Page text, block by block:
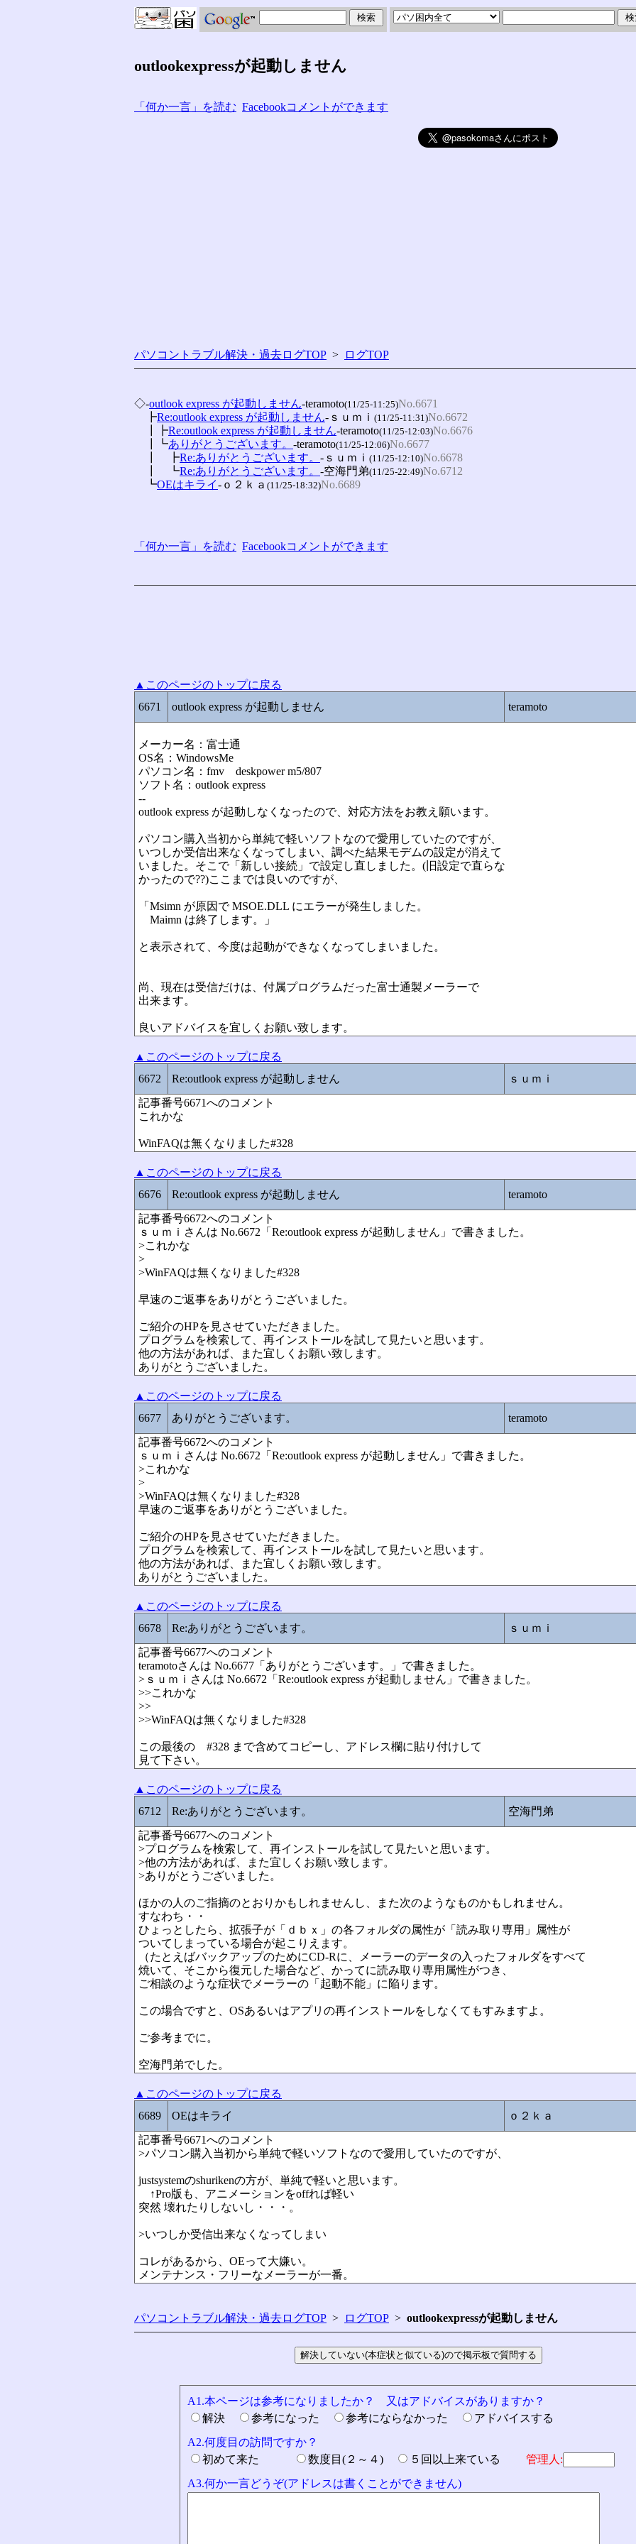
outlookexpressが起動しません
「何か一言」を読む Facebookコメントができます
パソコントラブル解決・過去ログTOP > ログTOP
◇-outlook express が起動しません-teramoto(11/25-11:25)No.6671
┣Re:outlook express が起動しません-ｓｕｍｉ (11/25-11:31)No.6672
┃┣Re:outlook express が起動しません-teramoto(11/25-12:03)No.6676
┃┗ありがとうございます。 -teramoto(11/25-12:06)No.6677
┃　┣Re:ありがとうございます。 -ｓｕｍｉ (11/25-12:10)No.6678
┃　┗Re:ありがとうございます。 -空海門弟(11/25-22:49)No.6712
┗OEはキライ-ｏ２ｋａ (11/25-18:32)No.6689
「何か一言」を読む Facebookコメントができます
▲このページのトップに戻る
6671
outlook express が起動しません teramoto
メーカー名：富士通
OS名：WindowsMe
パソコン名：fmv deskpower m5/807
ソフト名：outlook express
--
outlook express が起動しなくなったので、対応方法をお教え願います。
パソコン購入当初から単純で軽いソフトなので愛用していたのですが、
いつしか受信出来なくなってしまい、調べた結果モデムの設定が消えて
いました。そこで「新しい接続」で設定し直しました。(旧設定で直らな
かったので??)ここまでは良いのですが、
「Msimn が原因で MSOE.DLL にエラーが発生しました。
Maimn は終了します。」
と表示されて、今度は起動ができなくなってしまいました。
尚、現在は受信だけは、付属プログラムだった富士通製メーラーで
出来ます。
良いアドバイスを宜しくお願い致します。
▲このページのトップに戻る
6672
Re:outlook express が起動しません ｓｕｍｉ
記事番号6671へのコメント
これかな
WinFAQは無くなりました#328
▲このページのトップに戻る
6676
Re:outlook express が起動しません teramoto
記事番号6672へのコメント
ｓｕｍｉさんは No.6672「Re:outlook express が起動しません」で書きました。
>これかな
>
>WinFAQは無くなりました#328
早速のご返事をありがとうございました。
ご紹介のHPを見させていただきました。
プログラムを検索して、再インストールを試して見たいと思います。
他の方法があれば、また宜しくお願い致します。
ありがとうございました。
▲このページのトップに戻る
6677
ありがとうございます。 teramoto
記事番号6672へのコメント
ｓｕｍｉさんは No.6672「Re:outlook express が起動しません」で書きました。
>これかな
>
>WinFAQは無くなりました#328
早速のご返事をありがとうございました。
ご紹介のHPを見させていただきました。
プログラムを検索して、再インストールを試して見たいと思います。
他の方法があれば、また宜しくお願い致します。
ありがとうございました。
▲このページのトップに戻る
6678
Re:ありがとうございます。 ｓｕｍｉ
記事番号6677へのコメント
teramotoさんは No.6677「ありがとうございます。」で書きました。
>ｓｕｍｉさんは No.6672「Re:outlook express が起動しません」で書きました。
>>これかな
>>
>>WinFAQは無くなりました#328
この最後の #328 まで含めてコピーし、アドレス欄に貼り付けして
見て下さい。
▲このページのトップに戻る
6712
Re:ありがとうございます。 空海門弟
記事番号6677へのコメント
>プログラムを検索して、再インストールを試して見たいと思います。
>他の方法があれば、また宜しくお願い致します。
>ありがとうございました。
ほかの人のご指摘のとおりかもしれませんし、また次のようなものかもしれません。
すなわち・・
ひょっとしたら、拡張子が「ｄｂｘ」の各フォルダの属性が「読み取り専用」属性が
ついてしまっている場合が起こりえます。
（たとえばバックアップのためにCD-Rに、メーラーのデータの入ったフォルダをすべて
焼いて、そこから復元した場合など、かってに読み取り専用属性がつき、
ご相談のような症状でメーラーの「起動不能」に陥ります。
この場合ですと、OSあるいはアプリの再インストールをしなくてもすみますよ。
ご参考までに。
空海門弟でした。
▲このページのトップに戻る
6689
OEはキライ ｏ２ｋａ
記事番号6671へのコメント
>パソコン購入当初から単純で軽いソフトなので愛用していたのですが、
justsystemのshurikenの方が、単純で軽いと思います。
↑Pro版も、アニメーションをoffれば軽い
突然 壊れたりしないし・・・。
>いつしか受信出来なくなってしまい
コレがあるから、OEって大嫌い。
メンテナンス・フリーなメーラーが一番。
パソコントラブル解決・過去ログTOP > ログTOP > outlookexpressが起動しません
A1.本ページは参考になりましたか？ 又はアドバイスがありますか？
解決
参考になった 参考にならなかった
アドバイスする
A2.何度目の訪問ですか？
初めて来た
数度目(２～４) ５回以上来ている 管理人:
A3.何か一言どうぞ(アドレスは書くことができません)